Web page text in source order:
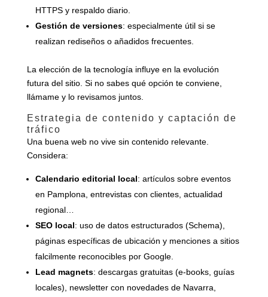
HTTPS y respaldo diario.
Gestión de versiones: especialmente útil si se
realizan rediseños o añadidos frecuentes.
La elección de la tecnología influye en la evolución
futura del sitio. Si no sabes qué opción te conviene,
llámame y lo revisamos juntos.
Estrategia de contenido y captación de
tráfico
Una buena web no vive sin contenido relevante.
Considera:
Calendario editorial local: artículos sobre eventos
en Pamplona, entrevistas con clientes, actualidad
regional…
SEO local: uso de datos estructurados (Schema),
páginas específicas de ubicación y menciones a sitios
falcilmente reconocibles por Google.
Lead magnets: descargas gratuitas (e-books, guías
locales), newsletter con novedades de Navarra,